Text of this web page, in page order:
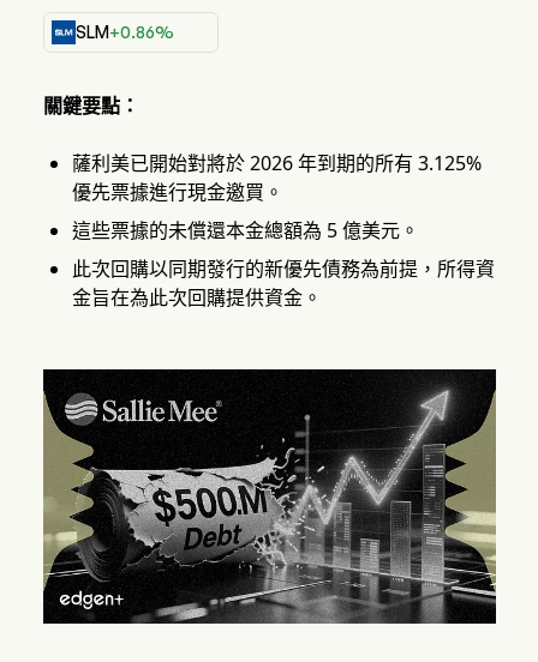
SLM+0.86%
關鍵要點：
薩利美已開始對將於 2026 年到期的所有 3.125%
優先票據進行現金邀買。
這些票據的未償還本金總額為 5 億美元。
此次回購以同期發行的新優先債務為前提，所得資
金旨在為此次回購提供資金。